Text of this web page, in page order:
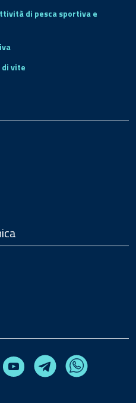
di pesca sportiva e
vite
Linkedin Youtube TelegramWhatsapp